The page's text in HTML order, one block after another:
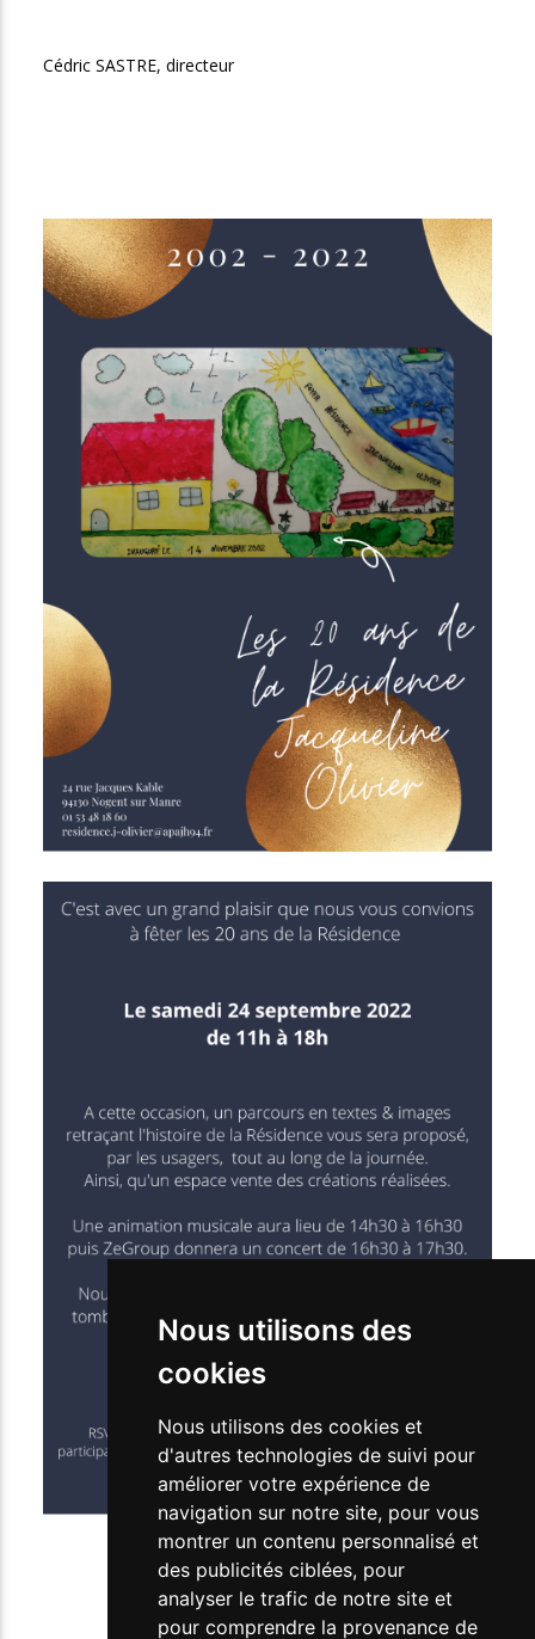
Nous utilisons des
cookies
Nous utilisons des cookies et
d'autres technologies de suivi pour
améliorer votre expérience de
navigation sur notre site, pour vous
montrer un contenu personnalisé et
des publicités ciblées, pour
analyser le trafic de notre site et
pour comprendre la provenance de
Cédric SASTRE, directeur